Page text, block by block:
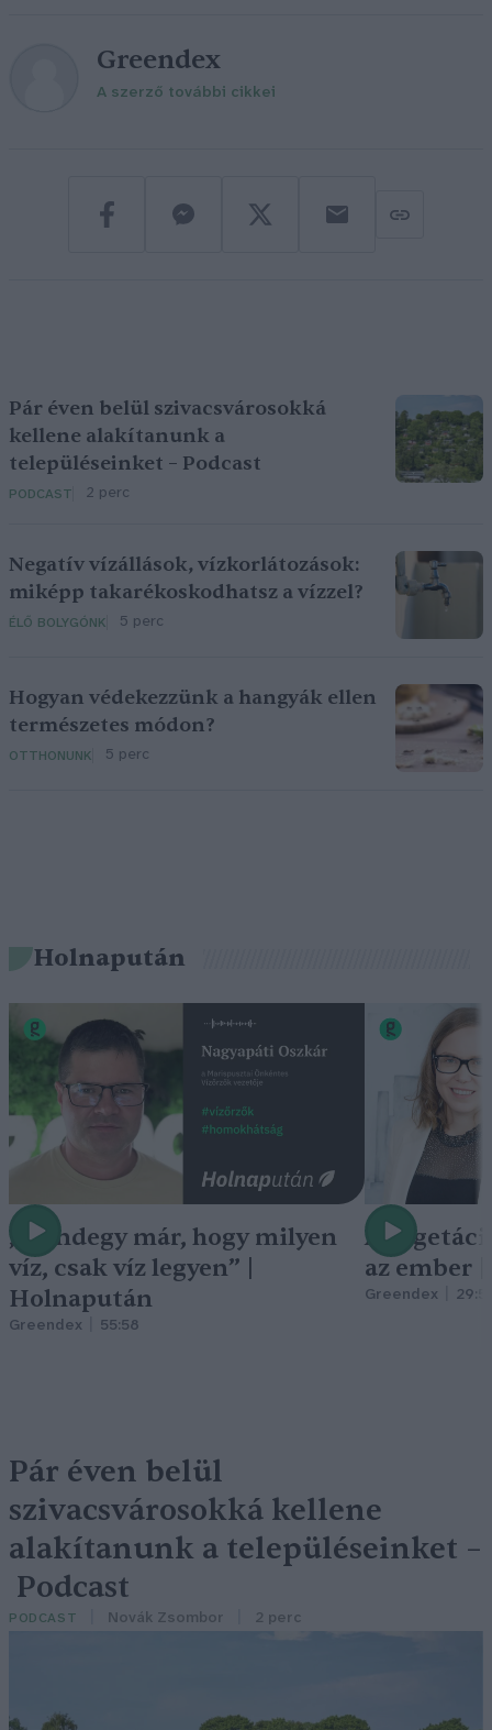
Greendex
A szerző további cikkei
Pár éven belül szivacsvárosokká
kellene alakítanunk a
településeinket – Podcast
PODCAST 2 perc
Negatív vízállások, vízkorlátozások:
miképp takarékoskodhatsz a vízzel?
ÉLŐ BOLYGÓNK 5 perc
Hogyan védekezzünk a hangyák ellen
természetes módon?
OTTHONUNK 5 perc
Holnapután
„Mindegy már, hogy milyen
víz, csak víz legyen” |
Holnapután
Greendex 55:58
A
az ember
Greendex
Pár éven belül
szivacsvárosokká kellene
alakítanunk a településeinket –
Podcast
PODCAST Novák Zsombor 2 perc